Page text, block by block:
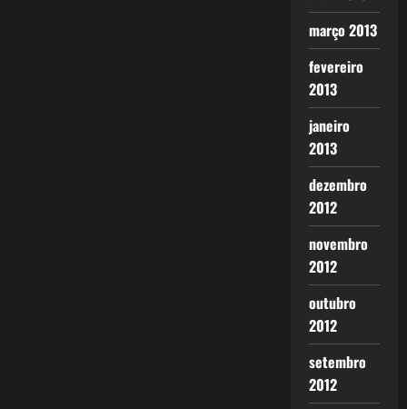
março 2013
fevereiro
2013
janeiro
2013
dezembro
2012
novembro
2012
outubro
2012
setembro
2012